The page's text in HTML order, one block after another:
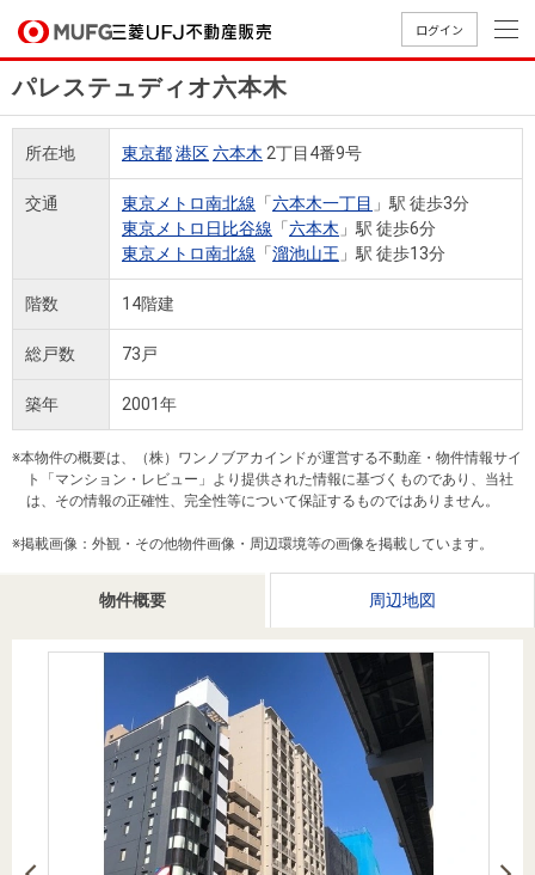
ログイン
買いたいTOP
中古
マン
ショ
ンを
探す
新
中古
一戸
建て
を探
す
投
資
物
件
を
探
す
事業
用物
件を
探す
売りたいTOP
無
査
定
売
相
談
AI
時手
取り
試算
売却向け
サービス
周辺相場
検索
住まい1プ
ラス（お
役立ちコ
店舗案内TOP
店舗のご
案内（首
都圏）
店舗のご
古屋）
店舗のご
西）
会社情報TOP
ごあいさ
つ
会社概
MUFG
経営ビジ
ョン
組織図
役員一
覧
リリース
会社案内
ック版）
採用情報TOP
新卒採用
情報
キャリア
買いたい
売りたい
会社情報
法人のお客さま
会員ページ
パレステュディオ六本木
物件概要 周辺地図
所在地 東京都港区六本木 2丁目4番9号
交通 東京メトロ南北線 「六本木一丁目 」駅 徒歩3分
東京メトロ日比谷線 「六本木 」駅 徒歩6分
東京メトロ南北線 「溜池山王 」駅 徒歩13分
階数 14階建
総戸数 73戸
築年 2001年
※本物件の概要は、（株）ワンノブアカインドが運営する不動産・物件情報サイ
ト「マンション・レビュー」より提供された情報に基づくものであり、当社
は、その情報の正確性、完全性等について保証するものではありません。
※掲載画像：外観・その他物件画像・周辺環境等の画像を掲載しています。